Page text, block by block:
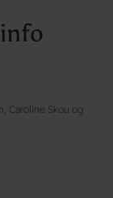
Caroline Skou og